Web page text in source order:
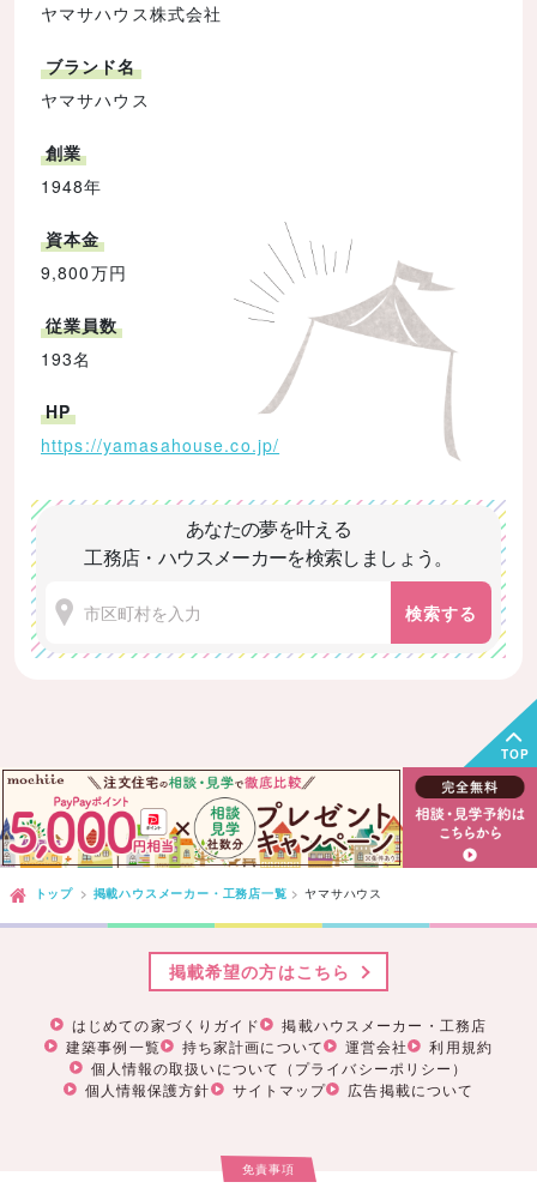
ヤマサハウス株式会社
ブランド名
ヤマサハウス
創業
1948年
資本金
9,800万円
従業員数
193名
HP
https://yamasahouse.co.jp/
あなたの夢を叶える
工務店・ハウスメーカーを検索しましょう。
検索する
TOP
トップ 掲載ハウスメーカー・工務店一覧 ヤマサハウス
はじめての家づくりガイド
掲載ハウスメーカー・工務店
建築事例一覧
持ち家計画について 運営会社
利用規約
個人情報の取扱いについて（プライバシーポリシー）
個人情報保護方針
サイトマップ 広告掲載について
掲載希望の方はこちら
免責事項